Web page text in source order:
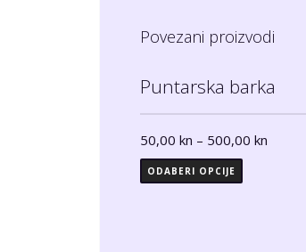
Povezani proizvodi
Puntarska barka
50,00kn – 500,00kn
ODABERI OPCIJE